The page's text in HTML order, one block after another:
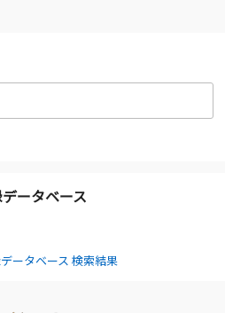
ータベース
ータベース 検索結果